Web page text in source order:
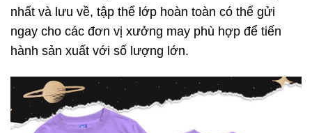
nhất và lưu về, tập thể lớp hoàn toàn có thể gửi
ngay cho các đơn vị xưởng may phù hợp để tiến
hành sản xuất với số lượng lớn.